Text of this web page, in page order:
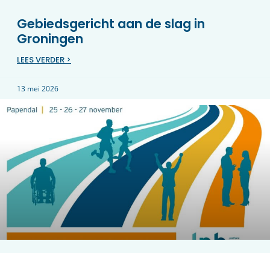
Gebiedsgericht aan de slag in
Groningen
LEES VERDER >
13 mei 2026